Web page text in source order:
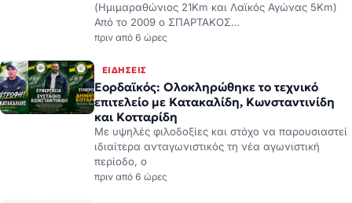
(Ημιμαραθώνιος 21Km και Λαϊκός Αγώνας 5Km)
Από το 2009 ο ΣΠΑΡΤΑΚΟΣ…
πριν από 6 ώρες
ΕΙΔΉΣΕΙΣ
Εορδαϊκός: Ολοκληρώθηκε το τεχνικό
επιτελείο με Κατακαλίδη, Κωνσταντινίδη
και Κοτταρίδη
Με υψηλές φιλοδοξίες και στόχο να παρουσιαστεί
ιδιαίτερα ανταγωνιστικός τη νέα αγωνιστική
περίοδο, ο
πριν από 6 ώρες